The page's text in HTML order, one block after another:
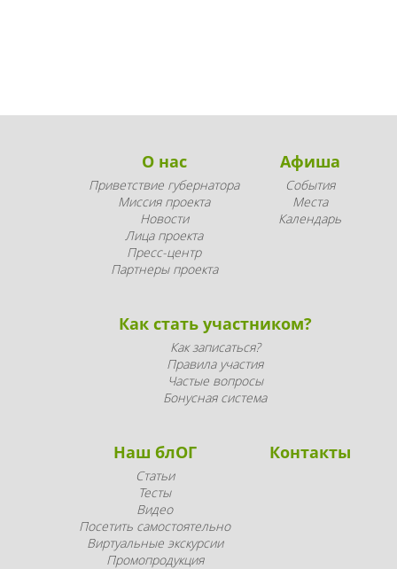
О нас
Приветствие губернатора
Миссия проекта
Новости
Лица проекта
Пресс-центр
Партнеры проекта
Афиша
События
Места
Календарь
Как стать участником?
Как записаться?
Правила участия
Частые вопросы
Бонусная система
Наш блОГ
Статьи
Тесты
Видео
Посетить самостоятельно
Виртуальные экскурсии
Промопродукция
Контакты